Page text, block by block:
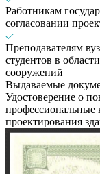
Работникам
согласовании
Преподавателям
студентов в
сооружений
Выдаваемые
Удостоверение о
профессиональные
проектирования